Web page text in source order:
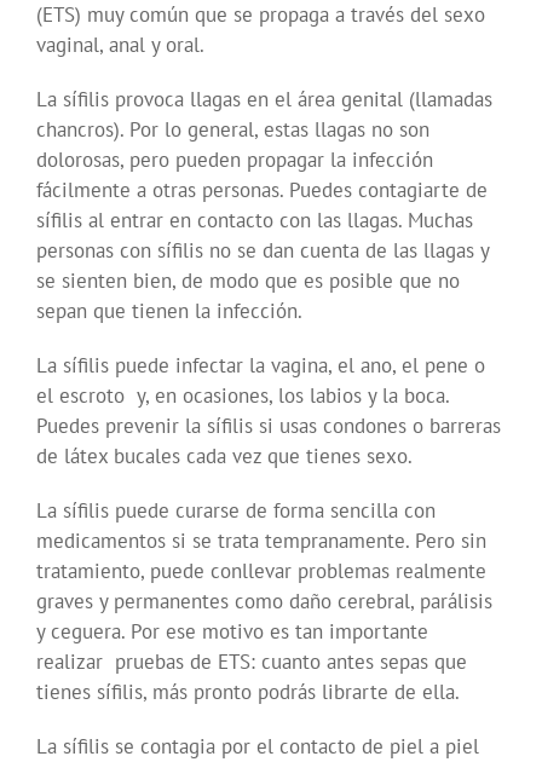
(ETS) muy común que se propaga a través del sexo
vaginal, anal y oral.
La sífilis provoca llagas en el área genital (llamadas
chancros). Por lo general, estas llagas no son
dolorosas, pero pueden propagar la infección
fácilmente a otras personas. Puedes contagiarte de
sífilis al entrar en contacto con las llagas. Muchas
personas con sífilis no se dan cuenta de las llagas y
se sienten bien, de modo que es posible que no
sepan que tienen la infección.
La sífilis puede infectar la vagina, el ano, el pene o
el escroto y, en ocasiones, los labios y la boca.
Puedes prevenir la sífilis si usas condones o barreras
de látex bucales cada vez que tienes sexo.
La sífilis puede curarse de forma sencilla con
medicamentos si se trata tempranamente. Pero sin
tratamiento, puede conllevar problemas realmente
graves y permanentes como daño cerebral, parálisis
y ceguera. Por ese motivo es tan importante
realizar pruebas de ETS: cuanto antes sepas que
tienes sífilis, más pronto podrás librarte de ella.
La sífilis se contagia por el contacto de piel a piel